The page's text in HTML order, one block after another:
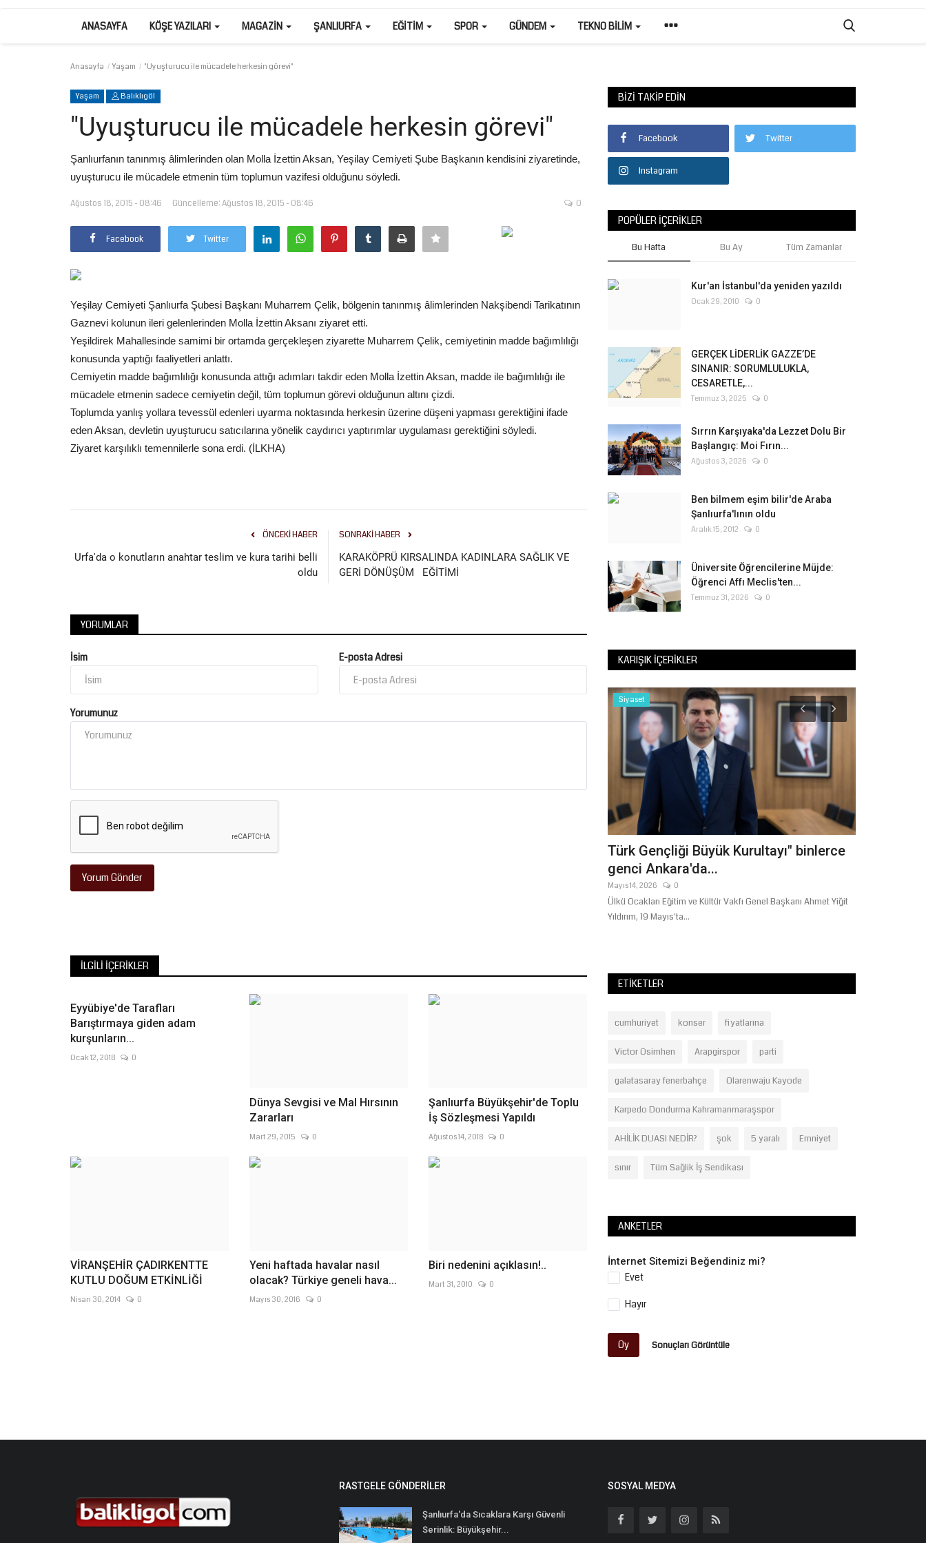
ANASAYFA KÖŞE YAZILARI MAGAZIN ŞANLIURFA EĞITIM SPOR GÜNDEM TEKNO BILIM
Anasayfa Yaşam "Uyuşturucu ile mücadele herkesin görevi"
Yaşam Balıklıgöl
"Uyuşturucu ile mücadele herkesin görevi"
Şanlıurfanın tanınmış âlimlerinden olan Molla İzettin Aksan, Yeşilay Cemiyeti Şube Başkanın kendisini ziyaretinde,
uyuşturucu ile mücadele etmenin tüm toplumun vazifesi olduğunu söyledi.
Ağustos 18, 2015 - 08:46 Güncelleme: Ağustos 18, 2015 - 08:46 0
Facebook Twitter
Yeşilay Cemiyeti Şanlıurfa Şubesi Başkanı Muharrem Çelik, bölgenin tanınmış âlimlerinden Nakşibendi Tarikatının
Gaznevi kolunun ileri gelenlerinden Molla İzettin Aksanı ziyaret etti.
Yeşildirek Mahallesinde samimi bir ortamda gerçekleşen ziyarette Muharrem Çelik, cemiyetinin madde bağımlılığı
konusunda yaptığı faaliyetleri anlattı.
Cemiyetin madde bağımlılığı konusunda attığı adımları takdir eden Molla İzettin Aksan, madde ile bağımlılığı ile
mücadele etmenin sadece cemiyetin değil, tüm toplumun görevi olduğunun altını çizdi.
Toplumda yanlış yollara tevessül edenleri uyarma noktasında herkesin üzerine düşeni yapması gerektiğini ifade
eden Aksan, devletin uyuşturucu satıcılarına yönelik caydırıcı yaptırımlar uygulaması gerektiğini söyledi.
Ziyaret karşılıklı temennilerle sona erdi. (İLKHA)
ÖNCEKI HABER
Urfa'da o konutların anahtar teslim ve kura tarihi belli
oldu
SONRAKI HABER
KARAKÖPRÜ KIRSALINDA KADINLARA SAĞLIK VE
GERİ DÖNÜŞÜM EĞİTİMİ
YORUMLAR
İsim E-posta Adresi
Yorumunuz
Yorum Gönder
İLGILI İÇERIKLER
Eyyübiye'de Tarafları
Barıştırmaya giden adam
kurşunların...
Ocak 12, 2018 0
Dünya Sevgisi ve Mal Hırsının
Zararları
Mart 29, 2015 0
Şanlıurfa Büyükşehir'de Toplu
İş Sözleşmesi Yapıldı
Ağustos 14, 2018 0
VİRANŞEHİR ÇADIRKENTTE
KUTLU DOĞUM ETKİNLİĞİ
Nisan 30, 2014 0
Yeni haftada havalar nasıl
olacak? Türkiye geneli hava...
Mayıs 30, 2016 0
Biri nedenini açıklasın!..
Mart 31, 2010 0
BIZI TAKIP EDIN
Facebook Twitter
Instagram
POPÜLER İÇERIKLER
Bu Hafta Bu Ay Tüm Zamanlar
Kur'an İstanbul'da yeniden yazıldı
Ocak 29, 2010 0
GERÇEK LİDERLİK GAZZE’DE
SINANIR: SORUMLULUKLA,
CESARETLE,...
Temmuz 3, 2025 0
Sırrın Karşıyaka'da Lezzet Dolu Bir
Başlangıç: Moi Fırın...
Ağustos 3, 2026 0
Ben bilmem eşim bilir'de Araba
Şanlıurfa'lının oldu
Aralık 15, 2012 0
Üniversite Öğrencilerine Müjde:
Öğrenci Affı Meclis'ten...
Temmuz 31, 2026 0
KARIŞIK İÇERIKLER
HER CANLI ÖLÜMÜ TADACAKTIR
Ağustos 5, 2026
Siyaset
Türk Gençliği Büyük Kurultayı" binlerce
genci Ankara'da...
Mayıs 14, 2026 0
Ülkü Ocakları Eğitim ve Kültür Vakfı Genel Başkanı Ahmet Yiğit
Yıldırım, 19 Mayıs'ta...
ETIKETLER
cumhuriyet konser fiyatlarına
Victor Osimhen Arapgirspor parti
galatasaray fenerbahçe Olarenwaju Kayode
Karpedo Dondurma Kahramanmaraşspor
AHİLİK DUASI NEDİR? şok 5 yaralı Emniyet
sınır Tüm Sağlik İş Sendikası
ANKETLER
İnternet Sitemizi Beğendiniz mi?
Evet
Hayır
Oy Sonuçları Görüntüle
RASTGELE GÖNDERILER
Şanlıurfa'da Sıcaklara Karşı Güvenli
Serinlik: Büyükşehir...
SOSYAL MEDYA